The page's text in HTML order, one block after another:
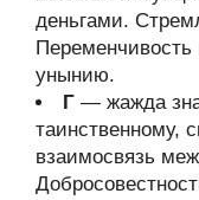
деньгами.
Переменчивость
унынию.
Г — жажда
таинственному,
взаимосвязь